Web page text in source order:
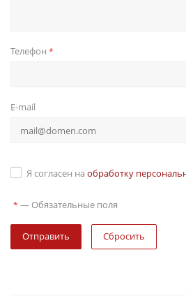
Телефон *
E-mail
Я согласен на обработку
* — Обязательные поля
Сбросить